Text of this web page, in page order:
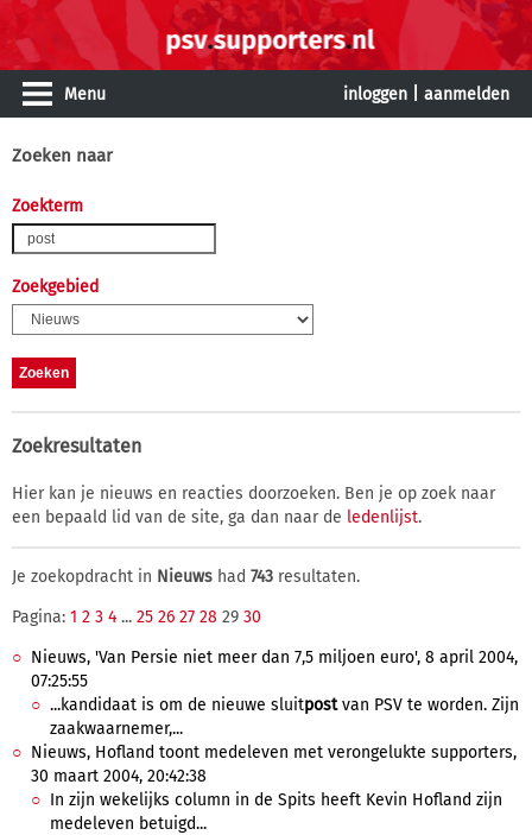
Menu inloggen aanmelden
Zoeken naar
Zoekterm
Zoekgebied
Zoekresultaten
Hier kan je nieuws en reacties doorzoeken. Ben je op zoek naar
een bepaald lid van de site, ga dan naar de ledenlijst.
Je zoekopdracht in Nieuws had 743 resultaten.
Pagina: 1 2 3 4 ... 25 26 27 28 29 30
Nieuws, 'Van Persie niet meer dan 7,5 miljoen euro', 8 april 2004,
07:25:55
...kandidaat is om de nieuwe sluitpostvan PSV te worden. Zijn
zaakwaarnemer,...
Nieuws, Hofland toont medeleven met verongelukte supporters,
30 maart 2004, 20:42:38
In zijn wekelijks column in de Spits heeft Kevin Hofland zijn
medeleven betuigd...